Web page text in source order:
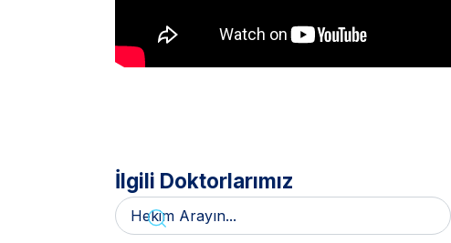
İlgili Doktorlarımız